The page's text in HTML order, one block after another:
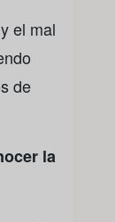
el mal
de
la